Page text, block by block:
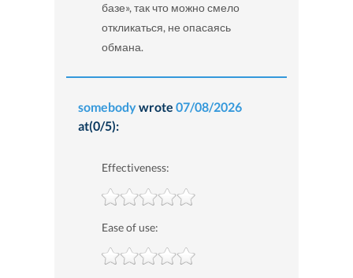
базе», так что можно смело
откликаться, не опасаясь
обмана.
somebodywrote 07/08/2026
at(0/5):
Effectiveness:
Ease of use: